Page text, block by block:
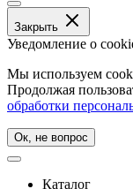
Закрыть
Уведомление о
Мы используем
Продолжая
обработки
Ок, не вопрос
Каталог